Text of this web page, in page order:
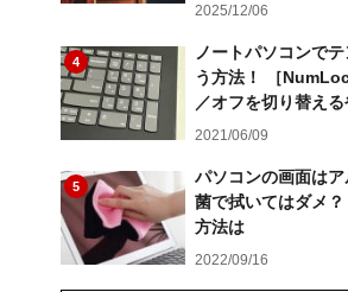
2025/12/06
4
ノートパソコンで
う方法！ ［
／オフを切り替え
2021/06/09
5
パソコンの画面は
菌で拭いてはダメ
方法は
2022/09/16